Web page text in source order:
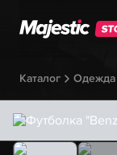
Каталог Одежда